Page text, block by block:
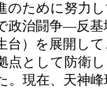
のために努力
政治闘争―反基
台）を展開し
点として防衛
。現在、天神